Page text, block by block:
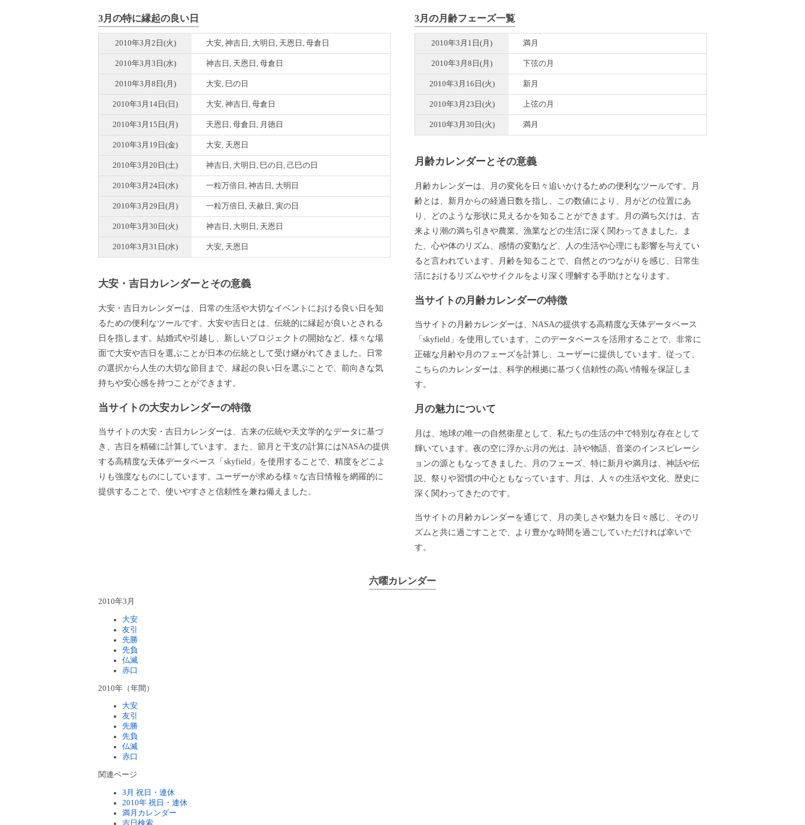
3月の特に縁起の良い日
2010年3月2日(火) 大安, 神吉日, 大明日, 天恩日, 母倉日
2010年3月3日(水) 神吉日, 天恩日, 母倉日
2010年3月8日(月) 大安, 巳の日
2010年3月14日(日) 大安, 神吉日, 母倉日
2010年3月15日(月) 天恩日, 母倉日, 月徳日
2010年3月19日(金) 大安, 天恩日
2010年3月20日(土) 神吉日, 大明日, 巳の日, 己巳の日
2010年3月24日(水) 一粒万倍日, 神吉日, 大明日
2010年3月29日(月) 一粒万倍日, 天赦日, 寅の日
2010年3月30日(火) 神吉日, 大明日, 天恩日
2010年3月31日(水) 大安, 天恩日
大安・吉日カレンダーとその意義
大安・吉日カレンダーは、日常の生活や大切なイベントにおける良い日を知
るための便利なツールです。大安や吉日とは、伝統的に縁起が良いとされる
日を指します。結婚式や引越し、新しいプロジェクトの開始など、様々な場
面で大安や吉日を選ぶことが日本の伝統として受け継がれてきました。日常
の選択から人生の大切な節目まで、縁起の良い日を選ぶことで、前向きな気
持ちや安心感を持つことができます。
当サイトの大安カレンダーの特徴
当サイトの大安・吉日カレンダーは、古来の伝統や天文学的なデータに基づ
き、吉日を精確に計算しています。また、節月と干支の計算にはNASAの提供
する高精度な天体データベース「skyfield」を使用することで、精度をどこよ
りも強度なものにしています。ユーザーが求める様々な吉日情報を網羅的に
提供することで、使いやすさと信頼性を兼ね備えました。
3月の月齢フェーズ一覧
2010年3月1日(月) 満月
2010年3月8日(月) 下弦の月
2010年3月16日(火) 新月
2010年3月23日(火) 上弦の月
2010年3月30日(火) 満月
月齢カレンダーとその意義
月齢カレンダーは、月の変化を日々追いかけるための便利なツールです。月
齢とは、新月からの経過日数を指し、この数値により、月がどの位置にあ
り、どのような形状に見えるかを知ることができます。月の満ち欠けは、古
来より潮の満ち引きや農業、漁業などの生活に深く関わってきました。ま
た、心や体のリズム、感情の変動など、人の生活や心理にも影響を与えてい
ると言われています。月齢を知ることで、自然とのつながりを感じ、日常生
活におけるリズムやサイクルをより深く理解する手助けとなります。
当サイトの月齢カレンダーの特徴
当サイトの月齢カレンダーは、NASAの提供する高精度な天体データベース
「skyfield」を使用しています。このデータベースを活用することで、非常に
正確な月齢や月のフェーズを計算し、ユーザーに提供しています。従って、
こちらのカレンダーは、科学的根拠に基づく信頼性の高い情報を保証しま
す。
月の魅力について
月は、地球の唯一の自然衛星として、私たちの生活の中で特別な存在として
輝いています。夜の空に浮かぶ月の光は、詩や物語、音楽のインスピレーシ
ョンの源ともなってきました。月のフェーズ、特に新月や満月は、神話や伝
説、祭りや習慣の中心ともなっています。月は、人々の生活や文化、歴史に
深く関わってきたのです。
当サイトの月齢カレンダーを通じて、月の美しさや魅力を日々感じ、そのリ
ズムと共に過ごすことで、より豊かな時間を過ごしていただければ幸いで
す。
六曜カレンダー
2010年3月
大安
友引
先勝
先負
仏滅
赤口
2010年（年間）
大安
友引
先勝
先負
仏滅
赤口
関連ページ
3月 祝日・連休
2010年 祝日・連休
満月カレンダー
吉日検索